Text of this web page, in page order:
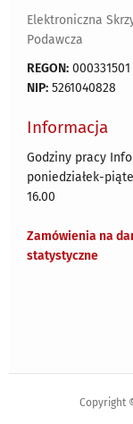
Elektroniczna
Podawcza
REGON: 000331501
NIP: 5261040828
Informacja
Godziny pracy
poniedziałek-
16.00
Zamówienia na
statystyczne
Copyright